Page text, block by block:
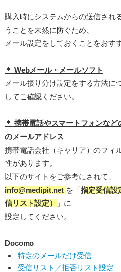
購入時にシステムからの送信され
うことを未然に防ぐため、
メール設定をしておくことをお
＊ Webメール・メールソフト
メール振り分け設定をする方法に
してご確認ください。
＊ 携帯電話やスマートフォンなど
のメールアドレス
携帯電話会社（キャリア）のフィ
性があります。
以下のサイトをご参考にされて、
info@medipit.net を「指定受信設
信リスト設定）
」に
設定してください。
Docomo
特定のメールだけ受信
受信リスト／拒否リスト設定